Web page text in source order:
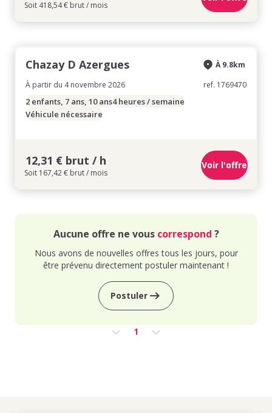
Soit 418,54 € brut / mois
Chazay D Azergues
À partir du 4 novembre 2026
À 9.8km
ref. 1769470
2 enfants, 7 ans, 10 ans4 heures / semaine
Véhicule nécessaire
12,31 € brut / h
Soit 167,42 € brut / mois
Voir l'offre
Aucune offre ne vous correspond ?
Nous avons de nouvelles offres tous les jours, pour
être prévenu directement postuler maintenant !
Postuler
1